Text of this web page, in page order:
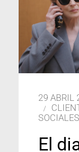
29 ABRIL
SOCIALES
El